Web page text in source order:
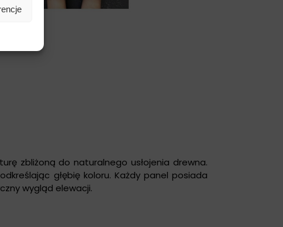
zbliżoną do naturalnego usłojenia drewna.
głębię koloru. Każdy panel posiada
wygląd elewacji.